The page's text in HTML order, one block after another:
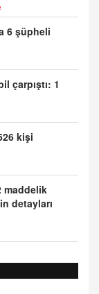
6 şüpheli
çarpıştı: 1
kişi
maddelik
detayları
Bitkiler